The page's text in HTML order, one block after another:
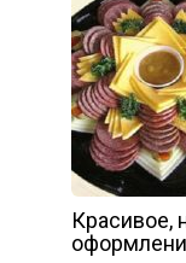
Красивое,